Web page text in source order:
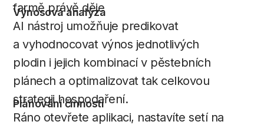
farmě právě děje
Výnosová analýza
AI nástroj umožňuje predikovat
a vyhodnocovat výnos jednotlivých
plodin i jejich kombinací v pěstebních
plánech a optimalizovat tak celkovou
strategii hospodaření.
Plánování činností
Ráno otevřete aplikaci, nastavíte setí na